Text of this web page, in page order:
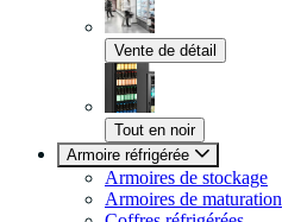
Vente de détail
Tout en noir
Armoire réfrigérée
Armoires de stockage
Armoires de maturation